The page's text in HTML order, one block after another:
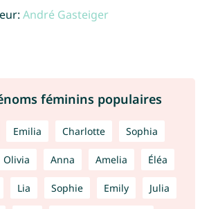
André Gasteiger
féminins populaires
Emilia Charlotte Sophia
Olivia Anna Amelia Éléa
Lia Sophie Emily Julia